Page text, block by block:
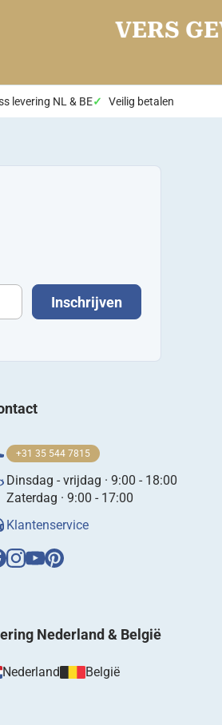
VERS
levering NL & BE Veilig betalen
Inschrijven
+31 35 544 7815
Dinsdag - vrijdag · 9:00 - 18:00
Zaterdag · 9:00 - 17:00
Klantenservice
Nederland & België
Nederland België